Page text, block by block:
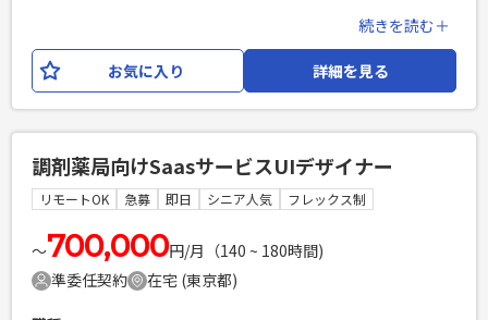
ム)の新規構築を行っており、 今回はFigmaを使用してWebプ
ロダクトのデザインをご担当いただきます。 人材情報および
求人情報のデータベース管理や、検索機能やレコメンデーシ
を拡充予定です。 長期で参画いただける可能性が高い点が、
本案件の魅力ポイントです。
必須スキル
・Webアプリケーションやスマートフォンアプリのデザイン
経験（※Webサイトの制作経験が多い方はミスマッチ） ・
続きを読む＋
お気に入り 詳細を見る
調剤薬局向けSaasサービスUIデザイナー
リモートOK 急募 即日 シニア人気 フレックス制
〜700,000円/月（140 ~ 180時間)
準委任契約
在宅 (東京都)